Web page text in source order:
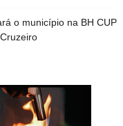
o município na BH CUP